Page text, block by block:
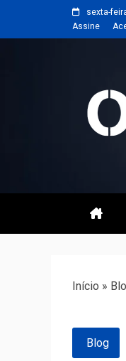
sexta-
Assine
Início »
Blog